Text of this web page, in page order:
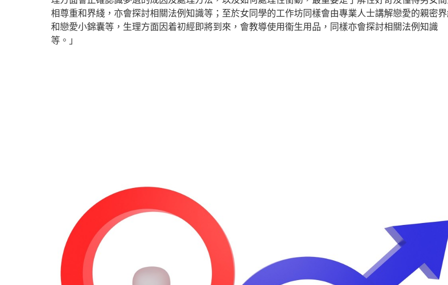
相尊重和界綫，亦會探討相關法例知識等；至於女同學的工作坊同樣會由專業人士講解戀愛的親密
和戀愛小錦囊等，生理方面因着初經即將到來，會教導使用衞生用品，同樣亦會探討相關法例知識
等。」